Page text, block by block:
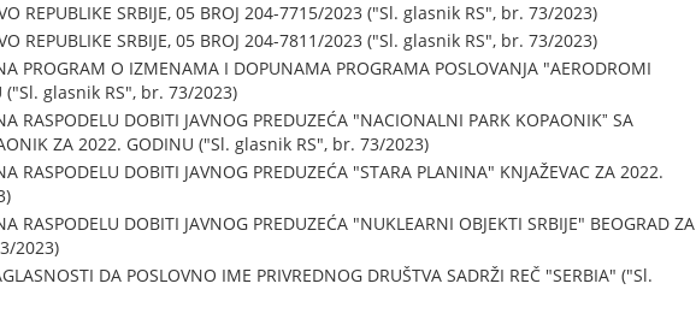
REPUBLIKE SRBIJE, 05 BROJ 204-7715/2023 ("Sl. glasnik RS", br. 73/2023)
REPUBLIKE SRBIJE, 05 BROJ 204-7811/2023 ("Sl. glasnik RS", br. 73/2023)
PROGRAM O IZMENAMA I DOPUNAMA PROGRAMA POSLOVANJA "AERODROMI
("Sl. glasnik RS", br. 73/2023)
RASPODELU DOBITI JAVNOG PREDUZEĆA "NACIONALNI PARK KOPAONIKˮ SA
ZA 2022. GODINU ("Sl. glasnik RS", br. 73/2023)
RASPODELU DOBITI JAVNOG PREDUZEĆA "STARA PLANINA" KNJAŽEVAC ZA 2022.
RASPODELU DOBITI JAVNOG PREDUZEĆA "NUKLEARNI OBJEKTI SRBIJE" BEOGRAD ZA
2023)
DA POSLOVNO IME PRIVREDNOG DRUŠTVA SADRŽI REČ "SERBIA" ("Sl.